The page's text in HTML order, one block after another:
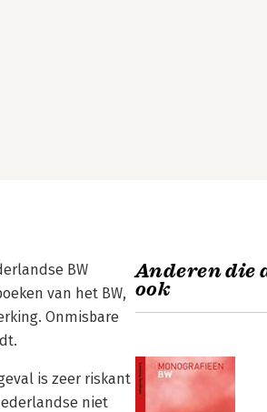
BW
van het BW,
Onmisbare
is zeer riskant
niet
Anderen die
ook